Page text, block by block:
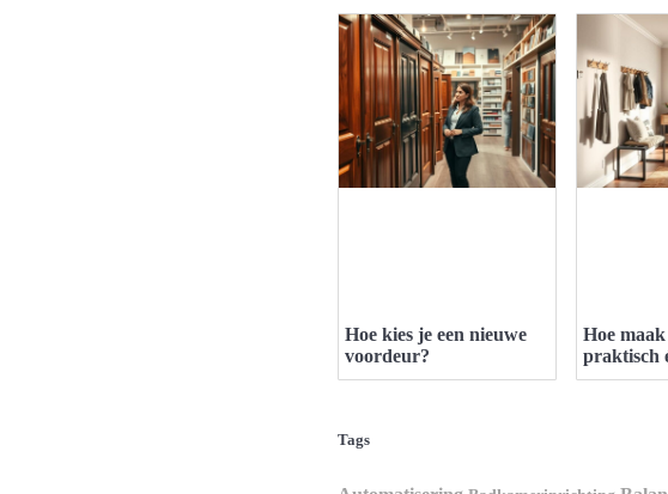
Hoe kies je een nieuwe
voordeur?
Hoe
praktisch
Tags